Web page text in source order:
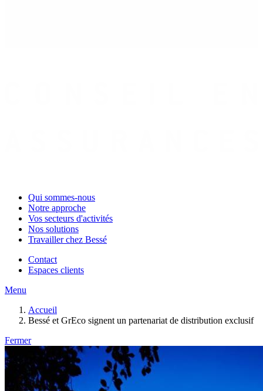
Qui sommes-nous
Notre approche
Vos secteurs d'activités
Nos solutions
Travailler chez Bessé
Contact
Espaces clients
Menu
Accueil
Bessé et GrEco signent un partenariat de distribution exclusif
Fermer